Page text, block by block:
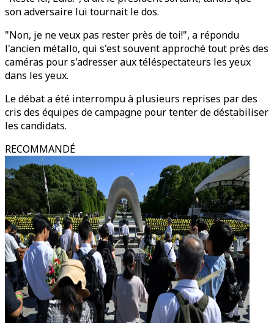
son adversaire lui tournait le dos.
"Non, je ne veux pas rester près de toi!", a répondu
l'ancien métallo, qui s'est souvent approché tout près des
caméras pour s'adresser aux téléspectateurs les yeux
dans les yeux.
Le débat a été interrompu à plusieurs reprises par des
cris des équipes de campagne pour tenter de déstabiliser
les candidats.
RECOMMANDÉ